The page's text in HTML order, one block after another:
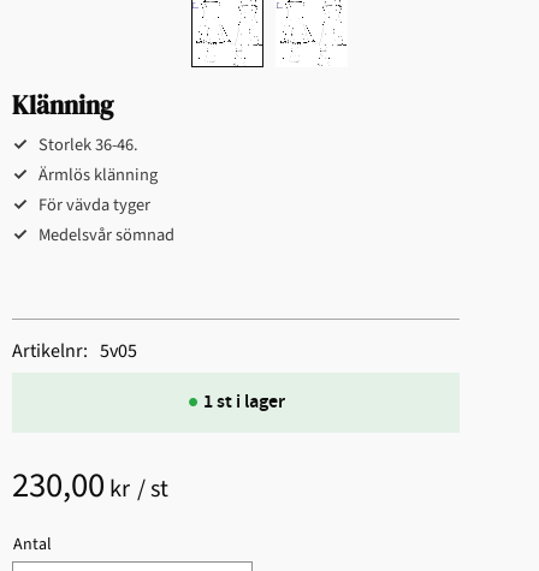
Klänning
Storlek 36-46​​.​​
Ärmlös klänning​​
För vävda tyger​
​Medelsvår sömnad​​
230,00 kr /st
Antal
1 st i lager
Artikelnr 5v05